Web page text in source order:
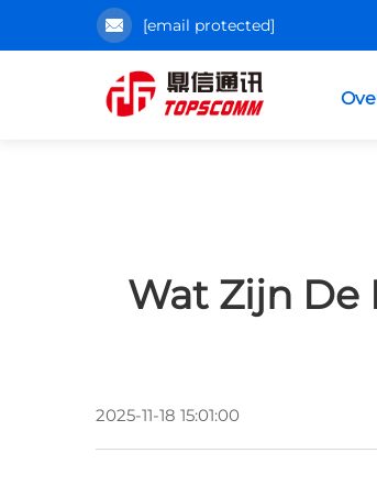
[email protected]
Wat Zijn De
2025-11-18 15:01:00